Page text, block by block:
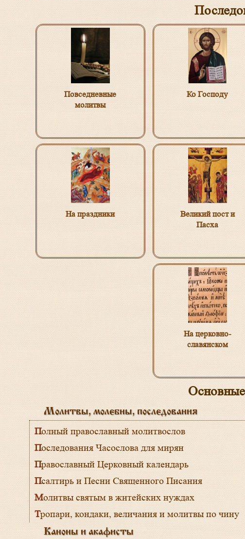
Повседневные
молитвы
Ко Господу
На праздники
Великий пост и
Пасха
На церковно-
славянском
Основные
Молитвы, молебны, последования
Полный православный молитвослов
Последования Часослова для мирян
Православный Церковный календарь
Псалтирь и Песни Священного Писания
Молитвы святым в житейских нуждах
Тропари, кондаки, величания и молитвы по чину
Каноны и акафисты